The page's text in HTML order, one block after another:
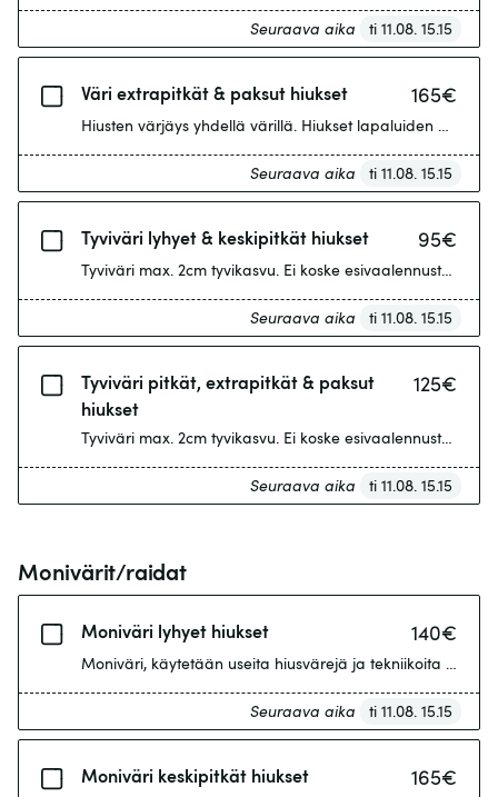
Seuraava aika ti 11.08. 15.15
Väri extrapitkät & paksut hiukset 165€
Hiusten värjäys yhdellä värillä. Hiukset lapaluiden
Seuraava aika ti 11.08. 15.15
Tyviväri lyhyet & keskipitkät hiukset 95€
Tyviväri max. 2cm tyvikasvu. Ei koske esivaalennusta
Seuraava aika ti 11.08. 15.15
Tyviväri pitkät, extrapitkät & paksut
hiukset
125€
Tyviväri max. 2cm tyvikasvu. Ei koske esivaalennusta
Seuraava aika ti 11.08. 15.15
Monivärit/raidat
Moniväri lyhyet hiukset 140€
Moniväri, käytetään useita hiusvärejä ja tekniikoita
Seuraava aika ti 11.08. 15.15
Moniväri keskipitkät hiukset 165€